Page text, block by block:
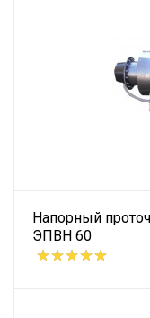
Напорный
ЭПВН 60